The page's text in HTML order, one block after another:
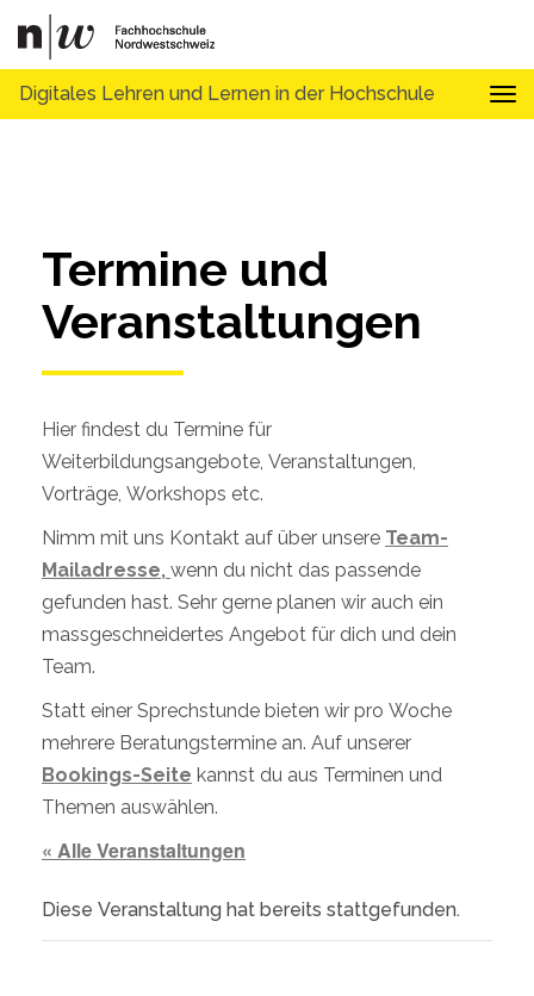
Digitales Lehren und Lernen in der Hochschule
Termine und
Veranstaltungen
Hier findest du Termine für
Weiterbildungsangebote, Veranstaltungen,
Vorträge, Workshops etc.
Nimm mit uns Kontakt auf über unsere Team-
Mailadresse, wenn du nicht das passende
gefunden hast. Sehr gerne planen wir auch ein
massgeschneidertes Angebot für dich und dein
Team.
Statt einer Sprechstunde bieten wir pro Woche
mehrere Beratungstermine an. Auf unserer
Bookings-Seite kannst du aus Terminen und
Themen auswählen.
« Alle Veranstaltungen
Diese Veranstaltung hat bereits stattgefunden.